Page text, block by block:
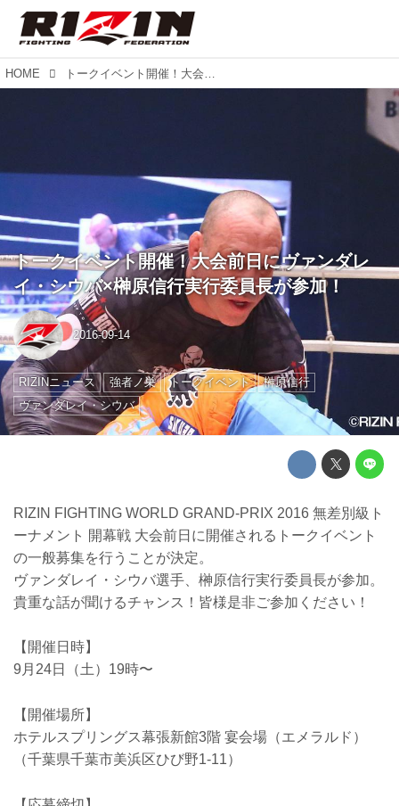
HOME トークイベント開催！大会前日にヴァンダレイ・シウバ×榊原信行実行委員長が参加！
トークイベント開催！大会前日にヴァンダレ
イ・シウバ×榊原信行実行委員長が参加！
2016-09-14
RIZINニュース 強者ノ巣 トークイベント
榊原信行
ヴァンダレイ・シウバ
RIZIN FIGHTING WORLD GRAND-PRIX 2016 無差別級ト
ーナメント 開幕戦 大会前日に開催されるトークイベント
の一般募集を行うことが決定。
ヴァンダレイ・シウバ選手、榊原信行実行委員長が参加。
貴重な話が聞けるチャンス！皆様是非ご参加ください！
【開催日時】
9月24日（土）19時〜
【開催場所】
ホテルスプリングス幕張新館3階 宴会場（エメラルド）
（千葉県千葉市美浜区ひび野1-11）